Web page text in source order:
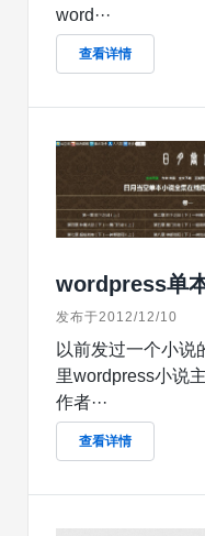
word···
查看详情
wordpress单
发布于2012/12/10
以前发过一个小说
里wordpress小说
作者···
查看详情